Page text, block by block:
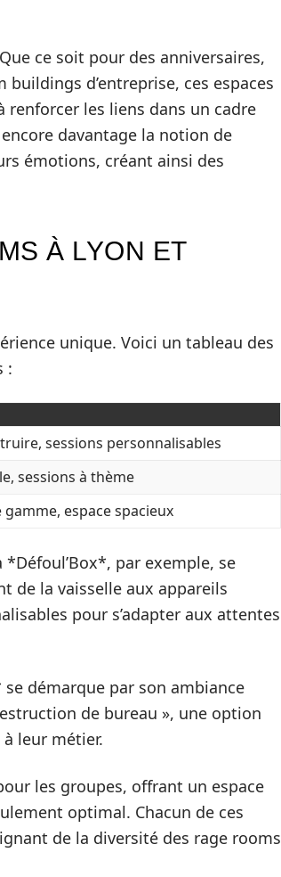
ce soit pour des anniversaires,
d’entreprise, ces espaces
les liens dans un cadre
davantage la notion de
émotions, créant ainsi des
À LYON ET
unique. Voici un tableau des
:
sessions personnalisables
sessions à thème
espace spacieux
par exemple, se
de la vaisselle aux appareils
pour s’adapter aux attentes
démarque par son ambiance
de bureau », une option
leur métier.
les groupes, offrant un espace
optimal. Chacun de ces
de la diversité des rage rooms